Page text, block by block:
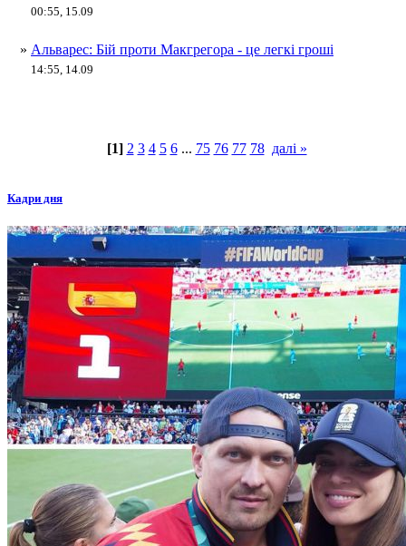
00:55, 15.09
» Альварес: Бій проти Макгрегора - це легкі гроші
14:55, 14.09
[1] 2 3 4 5 6... 75 76 77 78 далі »
Кадри дня